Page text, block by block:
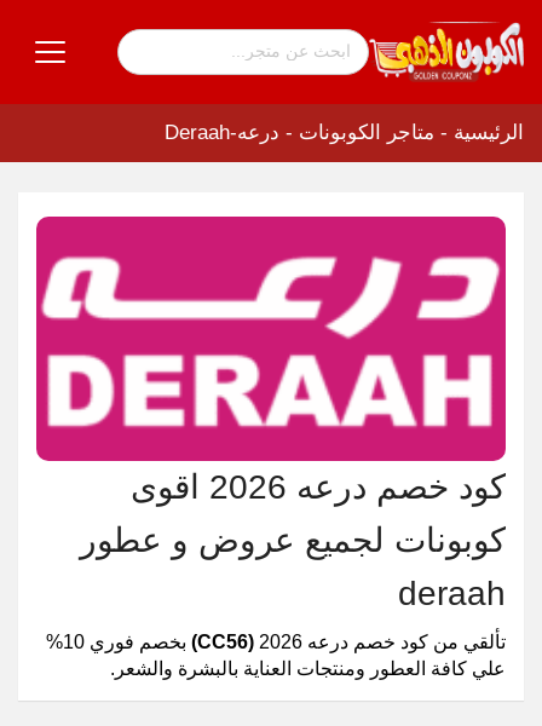
الرئيسية - متاجر الكوبونات - درعه-Deraah
كود خصم درعه 2026 اقوى
كوبونات لجميع عروض و عطور
deraah
تألقي من كود خصم درعه 2026 (CC56)
بخصم فوري 10%
علي كافة العطور ومنتجات العناية بالبشرة والشعر.